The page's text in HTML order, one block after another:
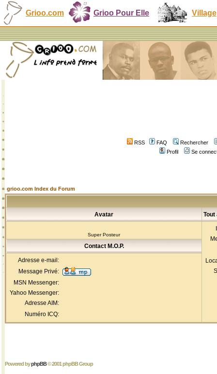
Grioo.com Grioo Pour Elle Village
RSS FAQ
Rechercher
Profil
Se
grioo.com Index du Forum
Avatar Tout
Super Posteur
Contact M.O.P.
Adresse e-mail:
Message Privé:
MSN Messenger:
Yahoo Messenger:
Adresse AIM:
Numéro ICQ:
Powered byphpBB© 2001 phpBB Group